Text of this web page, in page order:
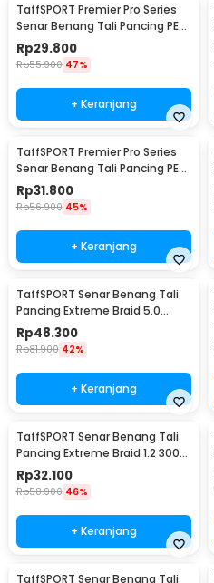
TaffSPORT Premier Pro Series
Senar Benang Tali Pancing PE
Braided 300M 0.33mm
Rp29.800
Rp55.900 47%
+ Keranjang
TaffSPORT Premier Pro Series
Senar Benang Tali Pancing PE
Braided 300M 0.14mm
Rp31.800
Rp56.900 45%
+ Keranjang
TaffSPORT Senar Benang Tali
Pancing Extreme Braid 5.0
500M - FM-PEL
Rp48.300
Rp81.900 42%
+ Keranjang
TaffSPORT Senar Benang Tali
Pancing Extreme Braid 1.2 300M
- FM-PEL
Rp32.100
Rp58.900 46%
+ Keranjang
TaffSPORT Senar Benang Tali